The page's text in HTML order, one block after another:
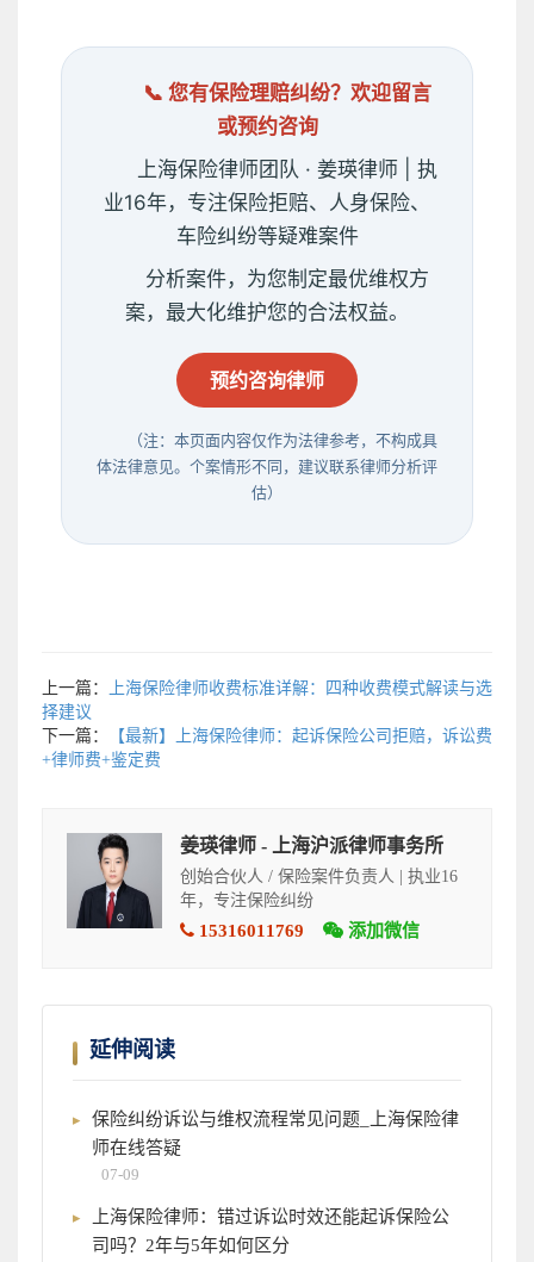
📞 您有保险理赔纠纷？欢迎留言
或预约咨询
上海保险律师团队 · 姜瑛律师 | 执
业16年，专注保险拒赔、人身保险、
车险纠纷等疑难案件
分析案件，为您制定最优维权方
案，最大化维护您的合法权益。
预约咨询律师
（注：本页面内容仅作为法律参考，不构成具
体法律意见。个案情形不同，建议联系律师分析评
估）
上一篇：
上海保险律师收费标准详解：四种收费模式解读与选
择建议
下一篇：
【最新】上海保险律师：起诉保险公司拒赔，诉讼费
+律师费+鉴定费
姜瑛律师 - 上海沪派律师事务所
创始合伙人 / 保险案件负责人 | 执业16
年，专注保险纠纷
15316011769 添加微信
延伸阅读
保险纠纷诉讼与维权流程常见问题_上海保险律
师在线答疑
07-09
上海保险律师：错过诉讼时效还能起诉保险公
司吗？2年与5年如何区分